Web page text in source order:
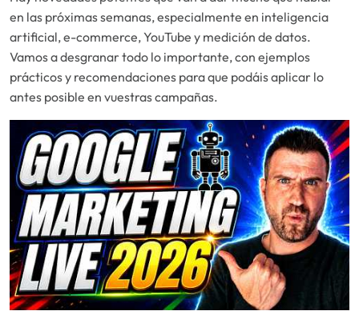
en las próximas semanas, especialmente en inteligencia
artificial, e-commerce, YouTube y medición de datos.
Vamos a desgranar todo lo importante, con ejemplos
prácticos y recomendaciones para que podáis aplicar lo
antes posible en vuestras campañas.